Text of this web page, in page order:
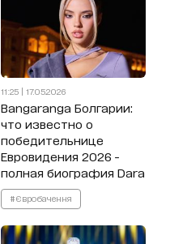
11:25 | 17.05.2026
Bangaranga Болгарии:
что известно о
победительнице
Евровидения 2026 -
полная биография Dara
#Євробачення